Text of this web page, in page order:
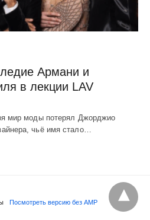
Армани и
в лекции LAV
мир моды потерял Джорджио
чьё имя стало…
Посмотреть версию без AMP